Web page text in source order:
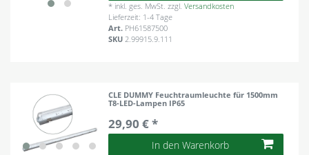
* inkl. ges. MwSt. zzgl.Versandkosten
Lieferzeit: 1-4 Tage
Art. PH61587500
SKU2.99915.9.111
CLE DUMMY Feuchtraumleuchte für 1500mm
T8-LED-Lampen IP65
29,90 € *
In den Warenkorb